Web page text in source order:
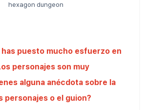
hexagon dungeon
has puesto mucho esfuerzo en
personajes son muy
alguna anécdota sobre la
personajes o el guion?